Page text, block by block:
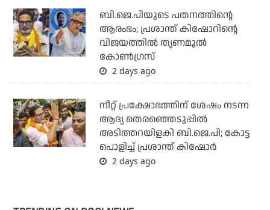
ബി.ജെ.പിയുടെ പതനത്തിന്റെ
ആരംഭം; പ്രശാന്ത് കിഷോറിന്റെ
വിജയത്തില്‍ തൃണമൂല്‍
കോണ്‍ഗ്രസ്
2 days ago
നീറ്റ് പ്രക്ഷോഭത്തിന് ശേഷം നടന്ന
ആദ്യ തെരഞ്ഞെടുപ്പില്‍
അടിത്തറയിളകി ബി.ജെ.പി; കോട്ട
പൊളിച്ച് പ്രശാന്ത് കിഷോര്‍
2 days ago